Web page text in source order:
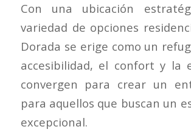
Con una ubicación
variedad de opciones
Dorada se erige como un
accesibilidad, el confort y la
convergen para crear un
para aquellos que buscan un
excepcional.